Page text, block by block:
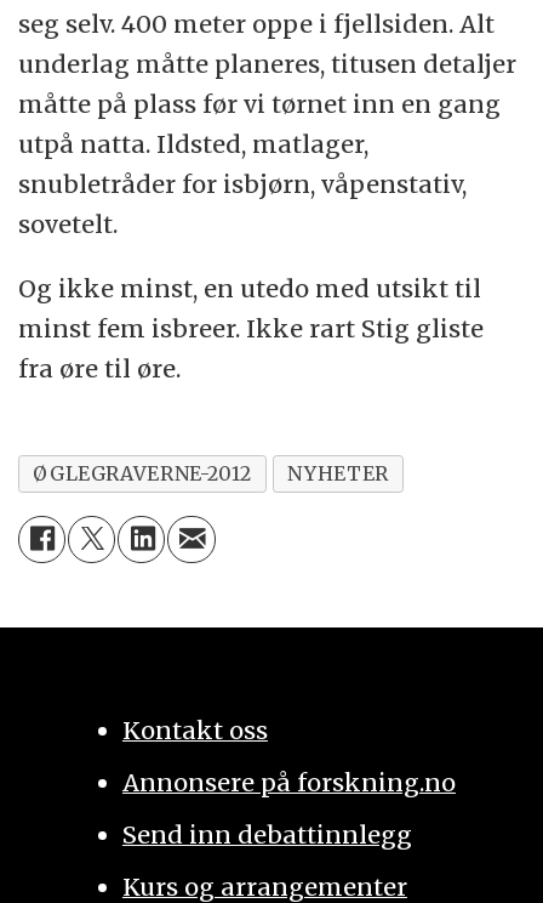
seg selv. 400 meter oppe i fjellsiden. Alt
underlag måtte planeres, titusen detaljer
måtte på plass før vi tørnet inn en gang
utpå natta. Ildsted, matlager,
snubletråder for isbjørn, våpenstativ,
sovetelt.
Og ikke minst, en utedo med utsikt til
minst fem isbreer. Ikke rart Stig gliste
fra øre til øre.
ØGLEGRAVERNE-2012 NYHETER
Kontakt oss
Annonsere på forskning.no
Send inn debattinnlegg
Kurs og arrangementer